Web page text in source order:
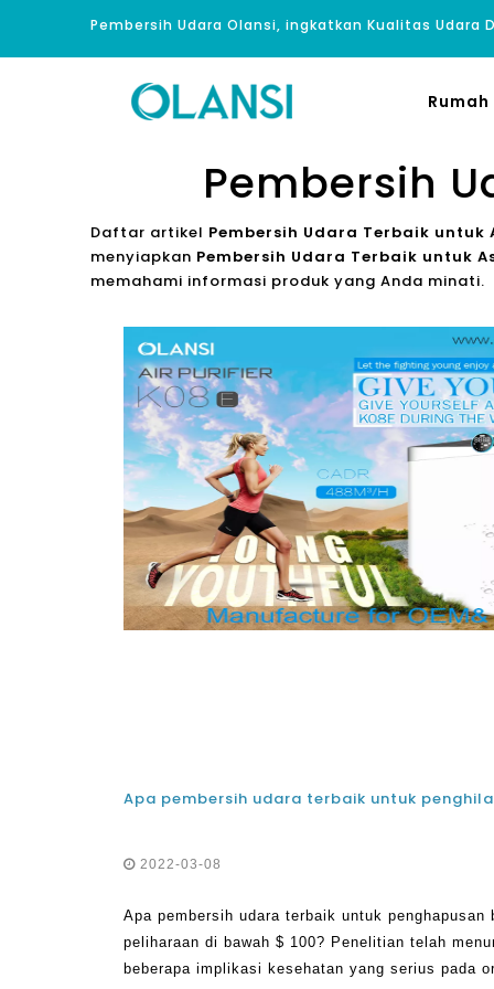
Pembersih Udara Olansi, ingkatkan Kualitas Udara
Rumah
Pembersih
Daftar artikel Pembersih Udara Terbaik untuk
menyiapkan Pembersih Udara Terbaik untuk
memahami informasi produk yang Anda minati.
2022-03-08
Apa pembersih udara terbaik untuk penghapusan
peliharaan di bawah $ 100? Penelitian telah
beberapa implikasi kesehatan yang serius pada